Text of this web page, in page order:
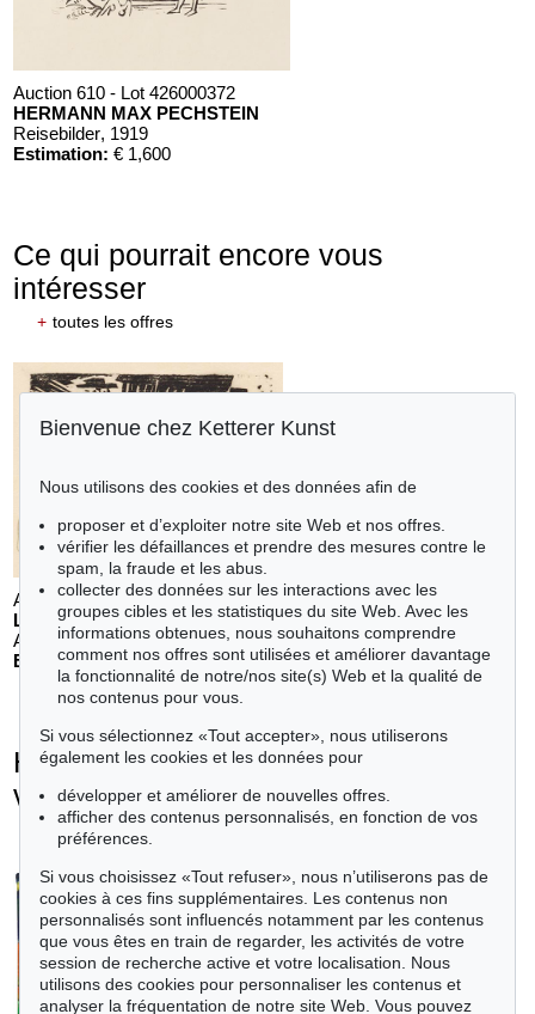
Auction 610 - Lot 426000372
HERMANN MAX PECHSTEIN
Reisebilder, 1919
Estimation: € 1,600
Ce qui pourrait encore vous
intéresser
+ toutes les offres
Auction 610 - Lot 126000483
LYONEL FEININGER
Alte Seebären, 1919
Estimation:€ 2,500
Hermann Max Pechstein - Objets
vendus
toutes les offres
Bienvenue chez Ketterer Kunst
Nous utilisons des cookies et des données afin de
proposer et d’exploiter notre site Web et nos offres.
vérifier les défaillances et prendre des mesures contre le
spam, la fraude et les abus.
collecter des données sur les interactions avec les
groupes cibles et les statistiques du site Web. Avec les
informations obtenues, nous souhaitons comprendre
comment nos offres sont utilisées et améliorer davantage
la fonctionnalité de notre/nos site(s) Web et la qualité de
nos contenus pour vous.
Si vous sélectionnez «Tout accepter», nous utiliserons
également les cookies et les données pour
développer et améliorer de nouvelles offres.
afficher des contenus personnalisés, en fonction de vos
préférences.
Si vous choisissez «Tout refuser», nous n’utiliserons pas de
cookies à ces fins supplémentaires. Les contenus non
personnalisés sont influencés notamment par les contenus
que vous êtes en train de regarder, les activités de votre
session de recherche active et votre localisation. Nous
utilisons des cookies pour personnaliser les contenus et
analyser la fréquentation de notre site Web. Vous pouvez